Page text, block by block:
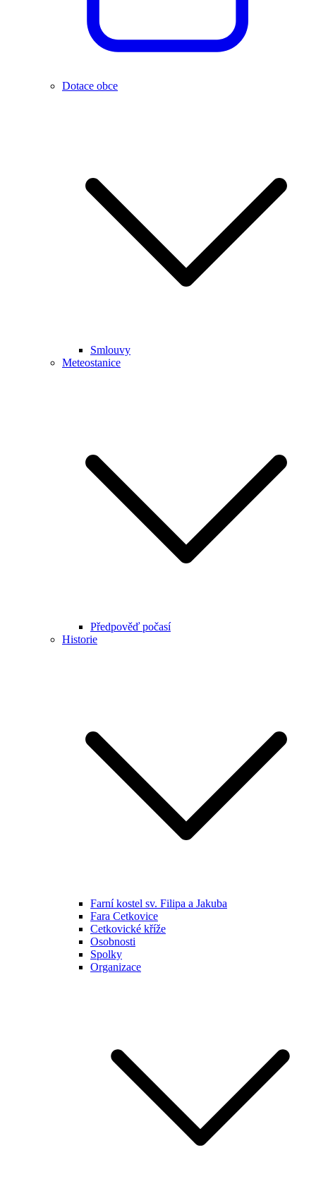
Dotace obce
Smlouvy
Meteostanice
Předpověď počasí
Historie
Farní kostel sv. Filipa a Jakuba
Fara Cetkovice
Cetkovické kříže
Osobnosti
Spolky
Organizace